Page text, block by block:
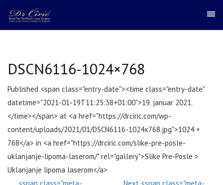
DSCN6116-1024×768
Published <span class="entry-date"><time class="entry-date"
datetime="2021-01-19T11:25:38+01:00">19. januar 2021.
</time></span> at <a href="https://drciric.com/wp-
content/uploads/2021/01/DSCN6116-1024x768.jpg">1024 ×
768</a> in <a href="https://drciric.com/slike-pre-posle-
uklanjanje-lipoma-laserom/" rel="gallery">Slike Pre-Posle >
Uklanjanje lipoma laserom</a>